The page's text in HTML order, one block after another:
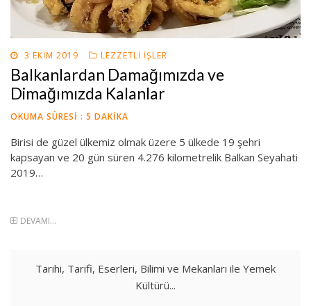
POSTED
ON
3 EKIM 2019 LEZZETLI İŞLER
Balkanlardan Damağımızda ve
Dimağımızda Kalanlar
OKUMA SÜRESI : 5 DAKIKA
Birisi de güzel ülkemiz olmak üzere 5 ülkede 19 şehri
kapsayan ve 20 gün süren 4.276 kilometrelik Balkan Seyahati
2019…
DEVAMI...
Tarihi, Tarifi, Eserleri, Bilimi ve Mekanları ile Yemek
Kültürü...